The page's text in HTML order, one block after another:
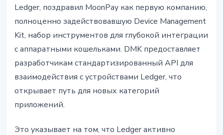
Ledger, поздравил MoonPay как первую компанию,
полноценно задействовавшую Device Management
Kit, набор инструментов для глубокой интеграции
с аппаратными кошельками. DMK предоставляет
разработчикам стандартизированный API для
взаимодействия с устройствами Ledger, что
открывает путь для новых категорий
приложений.
Это указывает на том, что Ledger активно